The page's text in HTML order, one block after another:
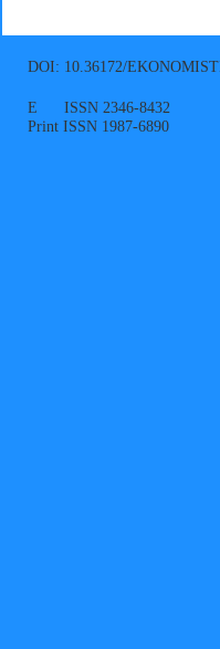
DOI: 10.36172/
E ISSN 2346-8432
Print ISSN 1987-6890